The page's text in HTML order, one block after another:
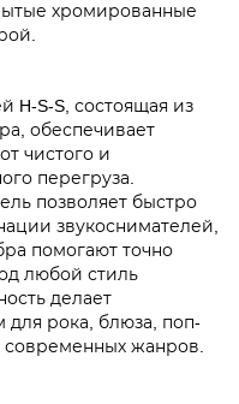
хромированные
H-S-S, состоящая из
обеспечивает
чистого и
перегруза.
позволяет быстро
звукоснимателей,
помогают точно
любой стиль
делает
рока, блюза, поп-
современных жанров.